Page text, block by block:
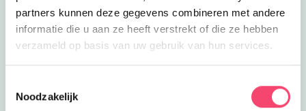
partners kunnen deze gegevens combineren met andere
informatie die u aan ze heeft verstrekt of die ze hebben
verzameld op basis van uw gebruik van hun services.
Noodzakelijk